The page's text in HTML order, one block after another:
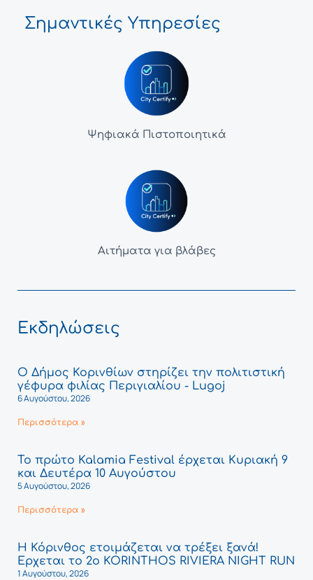
Σημαντικές Υπηρεσίες
Ψηφιακά Πιστοποιητικά
Αιτήματα για βλάβες
Εκδηλώσεις
Ο Δήμος Κορινθίων στηρίζει την πολιτιστική
γέφυρα φιλίας Περιγιαλίου - Lugoj
6 Αυγούστου, 2026
Περισσότερα »
Το πρώτο Kalamia Festival έρχεται Κυριακή 9
και Δευτέρα 10 Αυγούστου
5 Αυγούστου, 2026
Περισσότερα »
Η Κόρινθος ετοιμάζεται να τρέξει ξανά!
Έρχεται το 2ο KORINTHOS RIVIERA NIGHT RUN
1 Αυγούστου, 2026